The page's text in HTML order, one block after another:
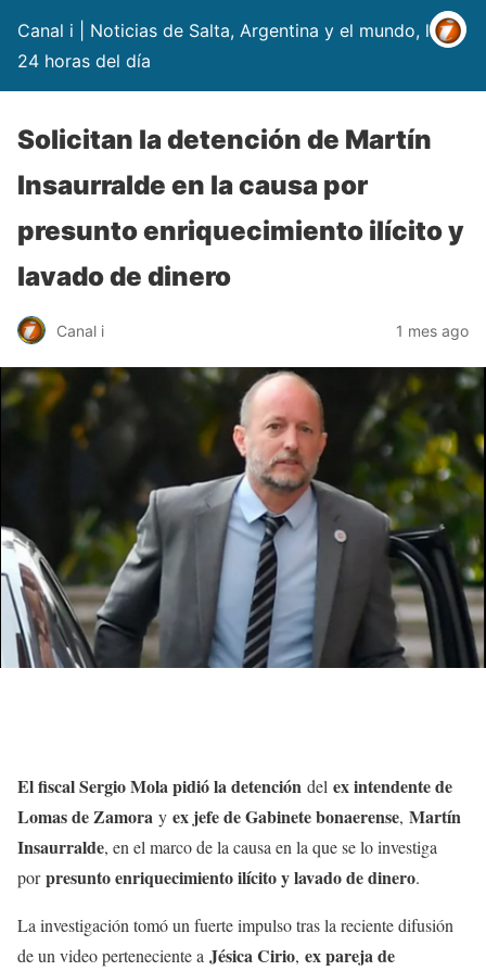
Canal i | Noticias de Salta, Argentina y el mundo, las
24 horas del día
Solicitan la detención de Martín
Insaurralde en la causa por
presunto enriquecimiento ilícito y
lavado de dinero
Canal i 1 mes ago
El fiscal Sergio Mola pidió la detención del ex intendente de
Lomas de Zamora y ex jefe de Gabinete bonaerense, Martín
Insaurralde, en el marco de la causa en la que se lo investiga
porpresunto enriquecimiento ilícito y lavado de dinero.
La investigación tomó un fuerte impulso tras la reciente difusión
de un video perteneciente a Jésica Cirio, ex pareja de